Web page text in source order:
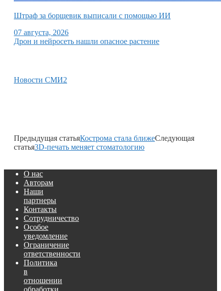
Штраф за борщевик выписали с помощью ИИ
07 августа, 2026
Дрон и нейросеть нашли опасное растение
Новости СМИ2
Предыдущая статьяКострома стала ближеСледующая
статья3D-печать меняет стоматологию
О нас
Авторам
Наши
партнеры
Контакты
Сотрудничество
Особое
уведомление
Ограничение
ответственности
Политика
в
отношении
обработки